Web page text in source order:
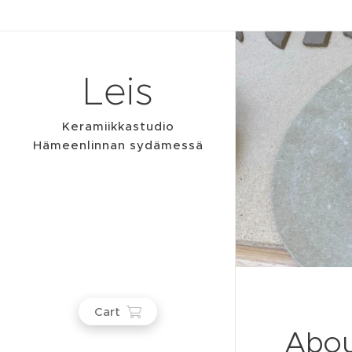
Leis
Keramiikkastudio
Hämeenlinnan sydämessä
Cart